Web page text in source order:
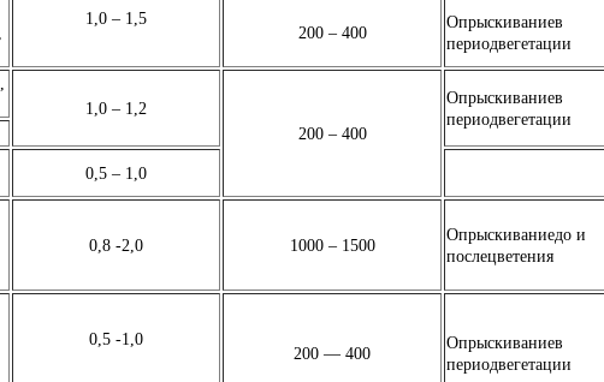
1,0 – 1,5
200 – 400
Опрыскиваниев
периодвегетации
1,0 – 1,2
200 – 400
Опрыскиваниев
периодвегетации
0,5 – 1,0
0,8 -2,0 1000 – 1500
Опрыскиваниедо и
послецветения
0,5 -1,0
200 — 400
Опрыскиваниев
периодвегетации